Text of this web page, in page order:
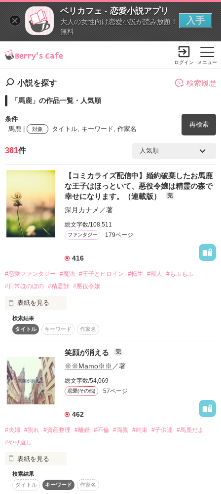
ベリカフェ - 恋愛小説アプリ
大人の女性向け恋愛小説が読み放題！
無料
入手
メニュー
ログイン
小説を探す
「馬鹿」の作品一覧・人気順
条件
馬鹿 |
対象 タイトル, キーワード, 作家名
再検索
検索ワード
を含む
詳しく検索
キーワード
あらすじ
ジャンル
感想
全て 完結
作品の長さ 長編 中編
賞」ベリーズカフェ会場
その他の条件 動画あり
検索履歴
361件
【コミカライズ配信中】婚約破棄したお馬鹿
な王子はほっといて、悪役令嬢は精霊の森で
幸せになります。（連載版）
完
深月カナメ ／著
総文字数/108,511
ファンタジー 179ページ
416
#恋愛ファンタジー #魔法 #王子とヒロイン #転生 #獣人
#もふもふ
#日常ほのぼの #精霊獣 #悪役令嬢
表紙を見る
転生したら、大好きだった乙女ゲームの世界に。
気付けば、私は悪役令嬢のエルモとなっていた。
ゲームの筋書き通りにならぬよう努力するも、
婚約者である王子は、当然の様にヒロインに愛を誓う。
エルモは、学園最後の日に王子から婚約破棄を言い渡される。
両親にも見限られたエルモはひとり、馬車を乗り継いで、たど
り着いた国の小さな村で知り合った青年や村の人と暮らし始め
る。
密を知ってしまう。
▶ 12月23日に『婚約破棄したお馬鹿な王子はほっといて、悪
役令嬢は精霊の森で幸せになります。』がコミカライズでマン
ガボックス様から配信スタートしました。
検索結果
タイトル
キーワード 作家名
笑顔が消える 完
※※Mamo※※ ／著
総文字数/54,069
恋愛(その他) 57ページ
462
#夫婦 #別れ #資産整理 #離婚 #不倫 #両親 #約束 #子供達
#馬鹿だよ
#やり直し
表紙を見る
「67作品目」
完結致しました。
検索結果
タイトル
キーワード 作家名